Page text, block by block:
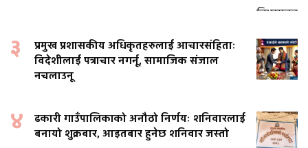
३
प्रमुख प्रशासकीय अधिकृतहरुलाई आचारसंहिताः
विदेशीलाई पत्राचार नगर्नू, सामाजिक संजाल
नचलाउनू
४
ढकारी गाउँपालिकाको अनौठो निर्णयः शनिवारलाई
बनायो शुक्रबार, आइतबार हुनेछ शनिवार जस्तो